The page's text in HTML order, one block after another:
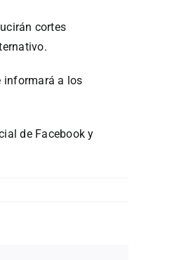
cortes
informará a los
de Facebook y